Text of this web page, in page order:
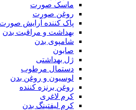
ماسک صورت
روغن صورت
پاک کننده آرایش صورت
بهداشت و مراقبت بدن
شامپوی بدن
صابون
ژل بهداشتی
دستمال مرطوب
لوسیون و روغن بدن
روغن برنزه کننده
کرم لاغری
کرم لیفتینگ بدن